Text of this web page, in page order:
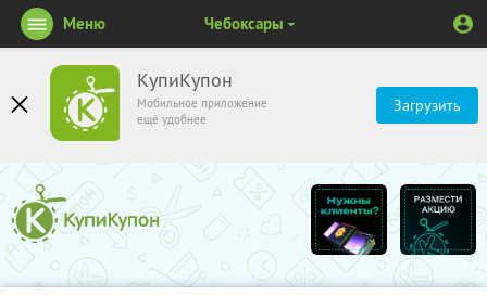
КупиКупон
Мобильное приложение
ещё удобнее
Загрузить
Меню Чебоксары